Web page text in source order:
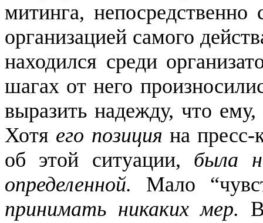
митинга,
организацией самого
находился среди
шагах от него
выразить надежду, что
Хотя его позиция на пресс-
об этой ситуации, была
определенной. Мало
принимать никаких мер.